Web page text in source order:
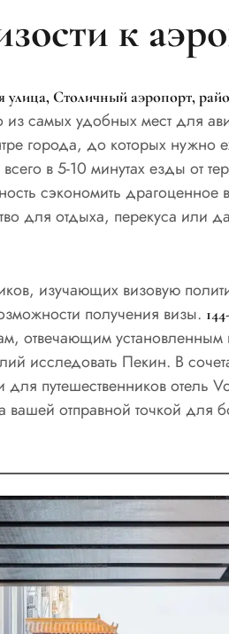
к
улица, Столичный аэропорт,
самых удобных мест для
города, до которых нужно
в 5-10 минутах езды от
сэкономить драгоценное
для отдыха, перекуса или
изучающих визовую
получения визы.
отвечающим
исследовать Пекин. В
путешественников отель
вашей отправной точкой для